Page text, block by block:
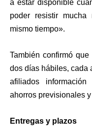
a estar disponible
poder resistir mucha
mismo tiempo».
También confirmó
dos días hábiles, cada
afiliados
ahorros previsionales
Entregas y plazos